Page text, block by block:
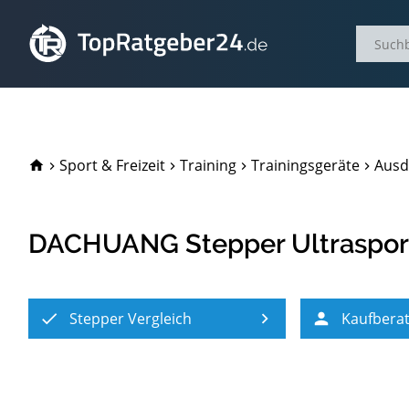
TopRatgeber24.de
Sport & Freizeit Training Trainingsgeräte
DACHUANG Stepper
Stepper Vergleich